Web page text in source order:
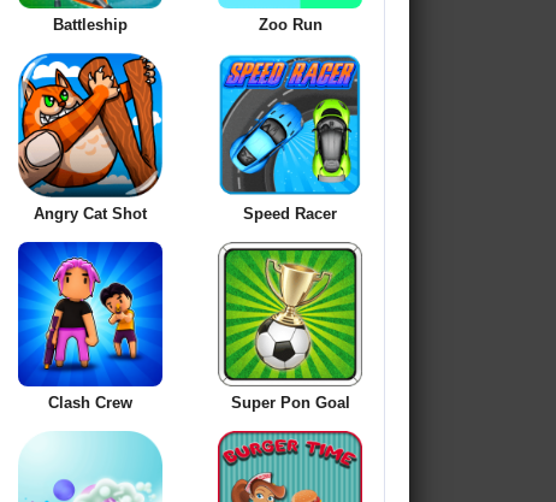
Battleship Zoo Run
Angry Cat Shot Speed Racer
Clash Crew Super Pon Goal